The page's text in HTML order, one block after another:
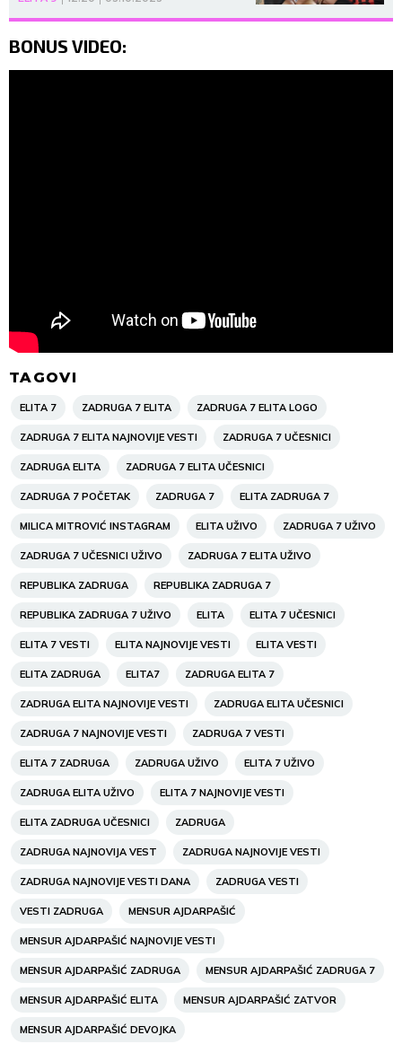
BONUS VIDEO:
TAGOVI
ELITA 7 ZADRUGA 7 ELITA ZADRUGA 7 ELITA LOGO
ZADRUGA 7 ELITA NAJNOVIJE VESTI ZADRUGA 7 UČESNICI
ZADRUGA ELITA ZADRUGA 7 ELITA UČESNICI
ZADRUGA 7 POČETAK ZADRUGA 7 ELITA ZADRUGA 7
MILICA MITROVIĆ INSTAGRAM ELITA UŽIVO ZADRUGA 7 UŽIVO
ZADRUGA 7 UČESNICI UŽIVO ZADRUGA 7 ELITA UŽIVO
REPUBLIKA ZADRUGA REPUBLIKA ZADRUGA 7
REPUBLIKA ZADRUGA 7 UŽIVO ELITA ELITA 7 UČESNICI
ELITA 7 VESTI ELITA NAJNOVIJE VESTI ELITA VESTI
ELITA ZADRUGA ELITA7 ZADRUGA ELITA 7
ZADRUGA ELITA NAJNOVIJE VESTI ZADRUGA ELITA UČESNICI
ZADRUGA 7 NAJNOVIJE VESTI ZADRUGA 7 VESTI
ELITA 7 ZADRUGA ZADRUGA UŽIVO ELITA 7 UŽIVO
ZADRUGA ELITA UŽIVO ELITA 7 NAJNOVIJE VESTI
ELITA ZADRUGA UČESNICI ZADRUGA
ZADRUGA NAJNOVIJA VEST ZADRUGA NAJNOVIJE VESTI
ZADRUGA NAJNOVIJE VESTI DANA ZADRUGA VESTI
VESTI ZADRUGA MENSUR AJDARPAŠIĆ
MENSUR AJDARPAŠIĆ NAJNOVIJE VESTI
MENSUR AJDARPAŠIĆ ZADRUGA MENSUR AJDARPAŠIĆ ZADRUGA 7
MENSUR AJDARPAŠIĆ ELITA MENSUR AJDARPAŠIĆ ZATVOR
MENSUR AJDARPAŠIĆ DEVOJKA